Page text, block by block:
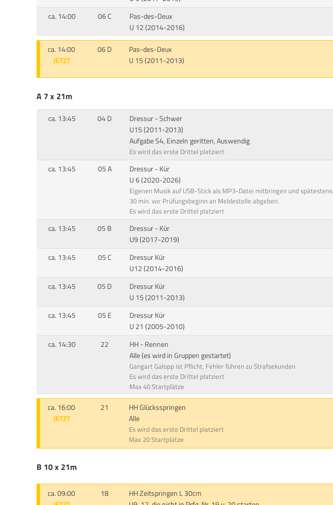
ca. 14:00 06 C
Pas-des-Deux
U 12 (2014-2016)
ca. 14:00
JETZT
06 D
Pas-des-Deux
U 15 (2011-2013)
A 7 x 21m
ca. 13:45 04 D
Dressur - Schwer
U15 (2011-2013)
Aufgabe S4, Einzeln geritten, Auswendig
Es wird das erste Drittel platziert
ca. 13:45 05 A
Dressur - Kür
U 6 (2020-2026)
Eigenen Musik auf USB-Stick als MP3-Datei mitbringen und spätestens
30 min. vor Prüfungsbeginn an Meldestelle abgeben.
Es wird das erste Drittel platziert
ca. 13:45 05 B
Dressur - Kür
U9 (2017-2019)
ca. 13:45 05 C
Dressur Kür
U12 (2014-2016)
ca. 13:45 05 D
Dressur Kür
U 15 (2011-2013)
ca. 13:45 05 E
Dressur Kür
U 21 (2005-2010)
ca. 14:30 22
HH - Rennen
Alle (es wird in Gruppen gestartet)
Gangart Galopp ist Pflicht, Fehler führen zu Strafsekunden
Es wird das erste Drittel platziert
Max 40 Startplätze
ca. 16:00
JETZT
21
HH Glücksspringen
Alle
Es wird das erste Drittel platziert
Max 20 Startplätze
B 10 x 21m
ca. 09:00
18
HH Zeitspringen L 30cm